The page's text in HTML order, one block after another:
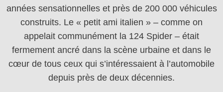
années sensationnelles et près de 200 000 véhicules
construits. Le « petit ami italien » – comme on
appelait communément la 124 Spider – était
fermement ancré dans la scène urbaine et dans le
cœur de tous ceux qui s’intéressaient à l’automobile
depuis près de deux décennies.